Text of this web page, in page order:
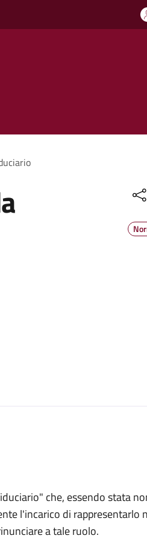
che, essendo stata
l'incarico di rappresentarlo
a tale ruolo.